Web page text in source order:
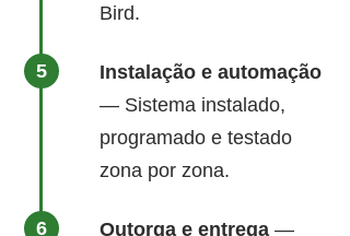
Bird.
Instalação e automação
— Sistema instalado,
programado e testado
zona por zona.
Outorga e entrega —